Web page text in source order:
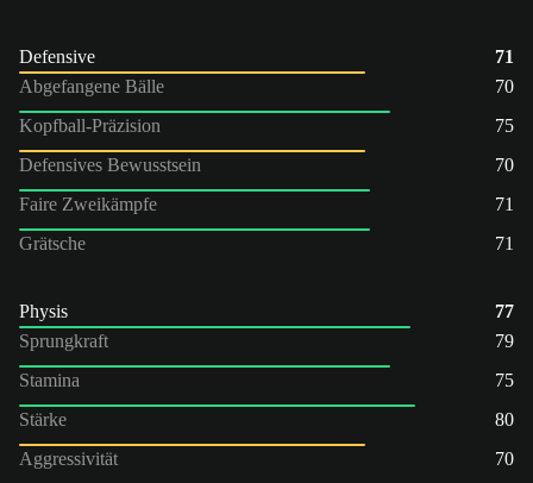
Defensive
71
Abgefangene Bälle
70
Kopfball-Präzision
75
Defensives Bewusstsein
70
Faire Zweikämpfe
71
Grätsche
71
Physis
77
Sprungkraft
79
Stamina
75
Stärke
80
Aggressivität
70